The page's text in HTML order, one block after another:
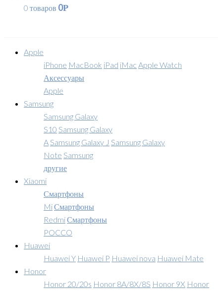
0 товаров 0Р
Apple
iPhone MacBook iPad iMac Apple Watch
Аксессуары
Apple
Samsung
Samsung Galaxy
S10 Samsung Galaxy
A Samsung Galaxy J Samsung Galaxy
Note Samsung
другие
Xiaomi
Смартфоны
MiСмартфоны
RedmiСмартфоны
POCCO
Huawei
Huawei Y Huawei P Huawei nova Huawei Mate
Honor
Honor 20/20s Honor 8A/8X/8S Honor 9X Honor